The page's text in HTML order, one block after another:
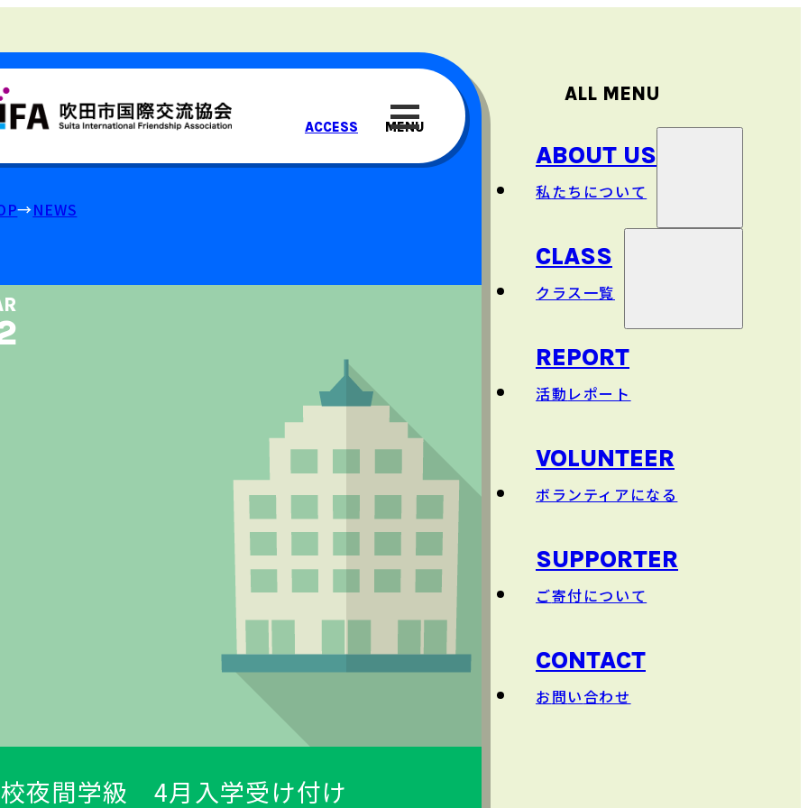
ACCESS MENU
NEWS
夜間学級 4月入学受け付け
ALL MENU
私たちについて
ABOUT US
理念
事業
団体概要
クラス一覧
CLASS
日本語クラス
活動 レポート
REPORT
ボランティアになる
VOLUNTEER
ご寄付について
SUPPORTER
お問い合わせ
CONTACT